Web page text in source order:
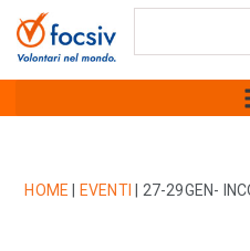
HOME EVENTI 27-29GEN-